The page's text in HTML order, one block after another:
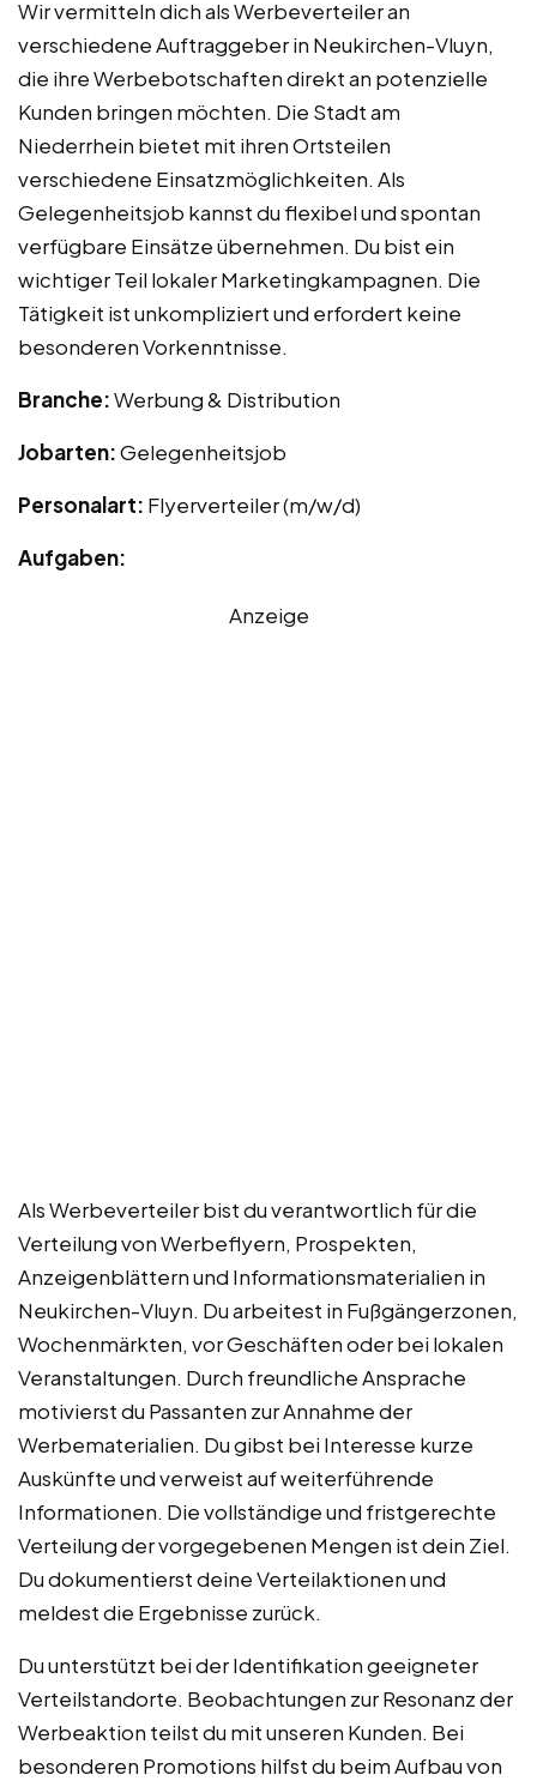
Wir vermitteln dich als Werbeverteiler an
verschiedene Auftraggeber in Neukirchen-Vluyn,
die ihre Werbebotschaften direkt an potenzielle
Kunden bringen möchten. Die Stadt am
Niederrhein bietet mit ihren Ortsteilen
verschiedene Einsatzmöglichkeiten. Als
Gelegenheitsjob kannst du flexibel und spontan
verfügbare Einsätze übernehmen. Du bist ein
wichtiger Teil lokaler Marketingkampagnen. Die
Tätigkeit ist unkompliziert und erfordert keine
besonderen Vorkenntnisse.
Branche:Werbung & Distribution
Jobarten:Gelegenheitsjob
Personalart: Flyerverteiler (m/w/d)
Aufgaben:
Anzeige
Als Werbeverteiler bist du verantwortlich für die
Verteilung von Werbeflyern, Prospekten,
Anzeigenblättern und Informationsmaterialien in
Neukirchen-Vluyn. Du arbeitest in Fußgängerzonen,
Wochenmärkten, vor Geschäften oder bei lokalen
Veranstaltungen. Durch freundliche Ansprache
motivierst du Passanten zur Annahme der
Werbematerialien. Du gibst bei Interesse kurze
Auskünfte und verweist auf weiterführende
Informationen. Die vollständige und fristgerechte
Verteilung der vorgegebenen Mengen ist dein Ziel.
Du dokumentierst deine Verteilaktionen und
meldest die Ergebnisse zurück.
Du unterstützt bei der Identifikation geeigneter
Verteilstandorte. Beobachtungen zur Resonanz der
Werbeaktion teilst du mit unseren Kunden. Bei
besonderen Promotions hilfst du beim Aufbau von